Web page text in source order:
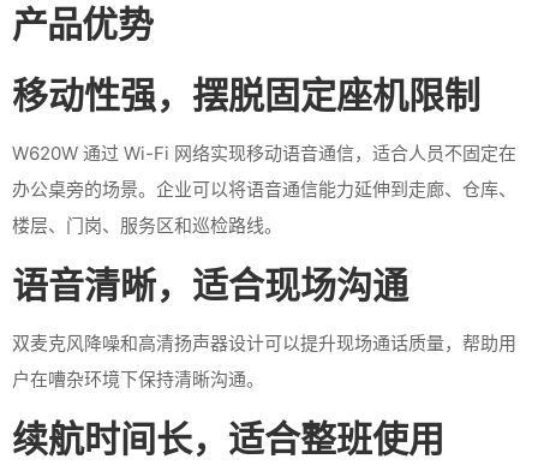
产品优势
移动性强，摆脱固定座机限制
W620W 通过 Wi-Fi 网络实现移动语音通信，适合人员不固定在
办公桌旁的场景。企业可以将语音通信能力延伸到走廊、仓库、
楼层、门岗、服务区和巡检路线。
语音清晰，适合现场沟通
双麦克风降噪和高清扬声器设计可以提升现场通话质量，帮助用
户在嘈杂环境下保持清晰沟通。
续航时间长，适合整班使用